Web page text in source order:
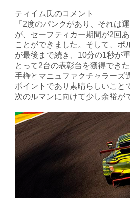
ティイム氏のコメント
「2度のパンクがあり、それは
が、セーフティカー期間が2回
ことができました。そして、ポ
が最後まで続き、10分の1秒が
とって2台の表彰台を獲得でき
手権とマニュファクチャラーズ
ポイントであり素晴らしいこと
次のルマンに向けて少し余裕が